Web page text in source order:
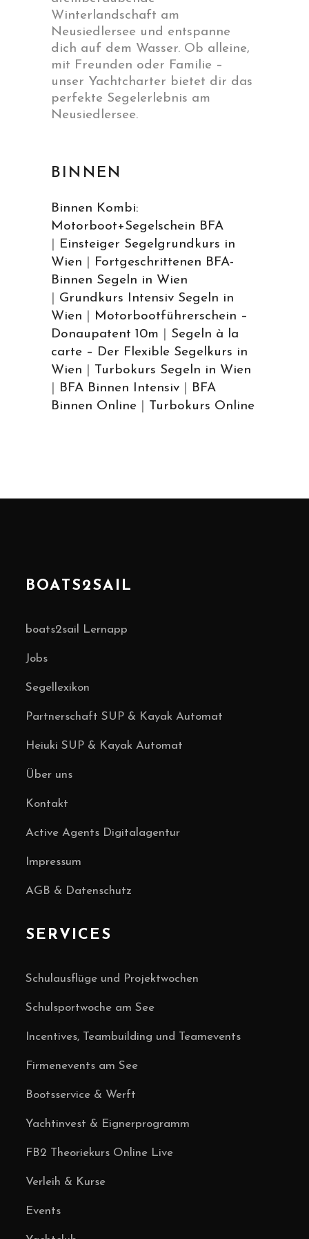
Winterlandschaft am
Neusiedlersee und entspanne
dich auf dem Wasser. Ob alleine,
mit Freunden oder Familie –
unser Yachtcharter bietet dir das
perfekte Segelerlebnis am
Neusiedlersee.
BINNEN
Binnen Kombi:
Motorboot+Segelschein BFA
Einsteiger Segelgrundkurs in
Wien
Fortgeschrittenen BFA-
Binnen Segeln in Wien
Grundkurs Intensiv Segeln in
Wien
Motorbootführerschein –
Donaupatent 10m
Segeln à la
carte – Der Flexible Segelkurs in
Wien
Turbokurs Segeln in Wien
BFA Binnen Intensiv
BFA
Binnen Online
Turbokurs Online
BOATS2SAIL
boats2sail Lernapp
Jobs
Segellexikon
Partnerschaft SUP & Kayak Automat
Heiuki SUP & Kayak Automat
Über uns
Kontakt
Active Agents Digitalagentur
Impressum
AGB & Datenschutz
SERVICES
Schulausflüge und Projektwochen
Schulsportwoche am See
Incentives, Teambuilding und Teamevents
Firmenevents am See
Bootsservice & Werft
Yachtinvest & Eignerprogramm
FB2 Theoriekurs Online Live
Verleih & Kurse
Events